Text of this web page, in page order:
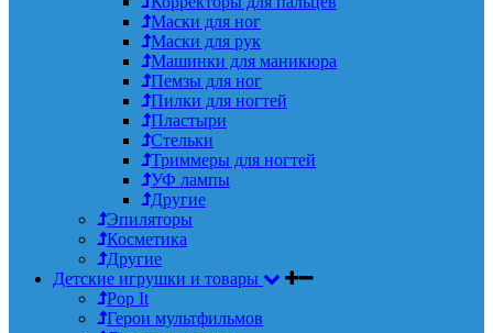
Маски для ног
Маски для рук
Машинки для маникюра
Пемзы для ног
Пилки для ногтей
Пластыри
Стельки
Триммеры для ногтей
УФ лампы
Другие
Эпиляторы
Косметика
Другие
Детские игрушки и товары
Pop It
Герои мультфильмов